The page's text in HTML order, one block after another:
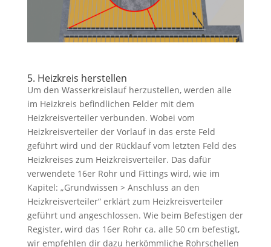
5. Heizkreis herstellen
Um den Wasserkreislauf herzustellen, werden alle
im Heizkreis befindlichen Felder mit dem
Heizkreisverteiler verbunden. Wobei vom
Heizkreisverteiler der Vorlauf in das erste Feld
geführt wird und der Rücklauf vom letzten Feld des
Heizkreises zum Heizkreisverteiler. Das dafür
verwendete 16er Rohr und Fittings wird, wie im
Kapitel: „Grundwissen > Anschluss an den
Heizkreisverteiler“ erklärt zum Heizkreisverteiler
geführt und angeschlossen. Wie beim Befestigen der
Register, wird das 16er Rohr ca. alle 50 cm befestigt,
wir empfehlen dir dazu herkömmliche Rohrschellen